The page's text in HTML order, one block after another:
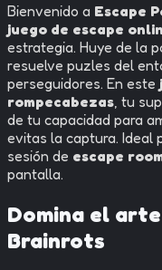
Bienvenido a Escape
juego de escape
estrategia. Huye de la
resuelve puzles del
perseguidores. En este
rompecabezas , tu
de tu capacidad para
evitas la captura. Ideal
sesión de escape
pantalla.
Domina el
Brainrots